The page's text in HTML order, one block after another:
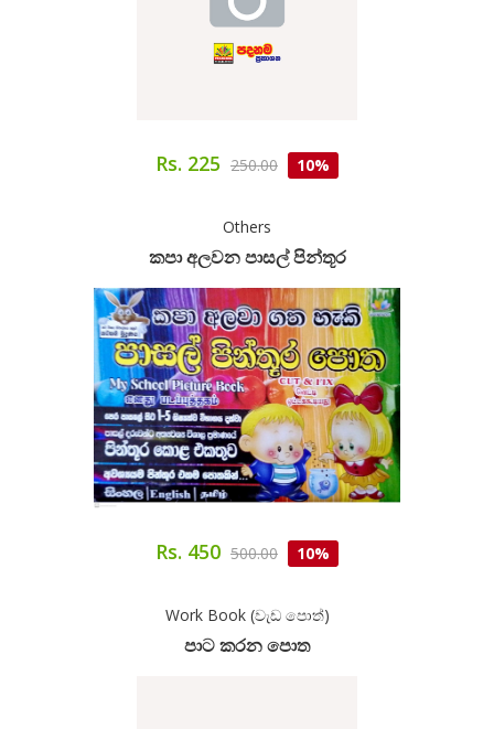
Rs. 225 250.00 10%
Others
කපා අලවන පාසල් පින්තූර
Rs. 450 500.00 10%
Work Book (වැඩ පොත්)
පාට කරන පොත